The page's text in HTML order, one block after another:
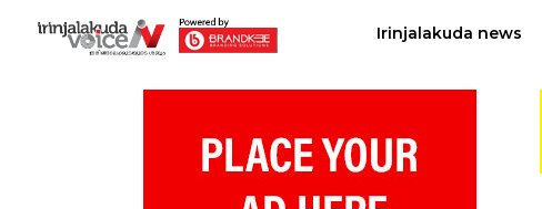
Irinjalakuda news